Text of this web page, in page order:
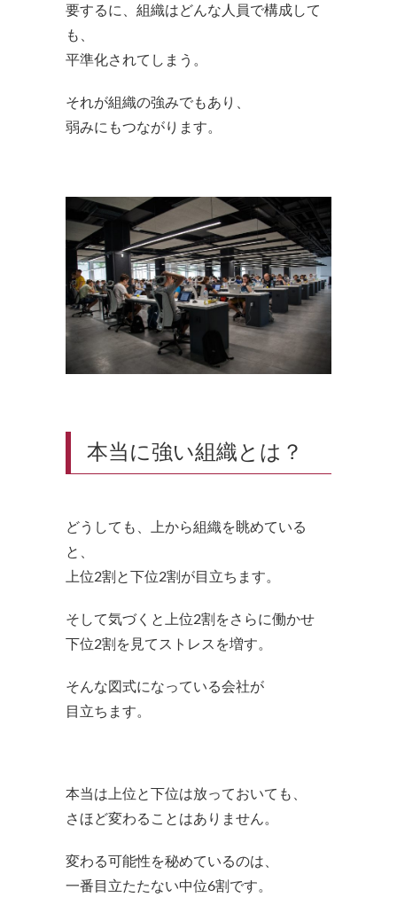
要するに、組織はどんな人員で構成して
も、
平準化されてしまう。
それが組織の強みでもあり、
弱みにもつながります。
本当に強い組織とは？
どうしても、上から組織を眺めている
と、
上位2割と下位2割が目立ちます。
そして気づくと上位2割をさらに働かせ
下位2割を見てストレスを増す。
そんな図式になっている会社が
目立ちます。
本当は上位と下位は放っておいても、
さほど変わることはありません。
変わる可能性を秘めているのは、
一番目立たたない中位6割です。